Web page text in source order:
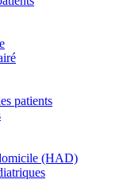
patients
(HAD)